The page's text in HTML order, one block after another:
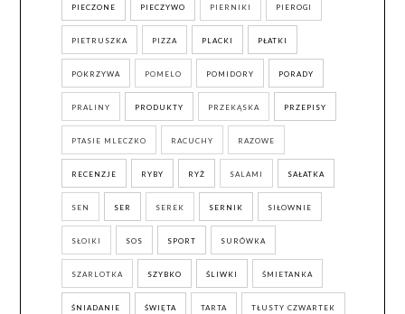
PIECZONE PIECZYWO PIERNIKI PIEROGI
PIETRUSZKA PIZZA PLACKI PŁATKI
POKRZYWA POMELO POMIDORY PORADY
PRALINY PRODUKTY PRZEKĄSKA PRZEPISY
PTASIE MLECZKO RACUCHY RAZOWE
RECENZJE RYBY RYŻ SALAMI SAŁATKA
SEN SER SEREK SERNIK SIŁOWNIE
SŁOIKI SOS SPORT SURÓWKA
SZARLOTKA SZYBKO ŚLIWKI ŚMIETANKA
ŚNIADANIE ŚWIĘTA TARTA TŁUSTY CZWARTEK